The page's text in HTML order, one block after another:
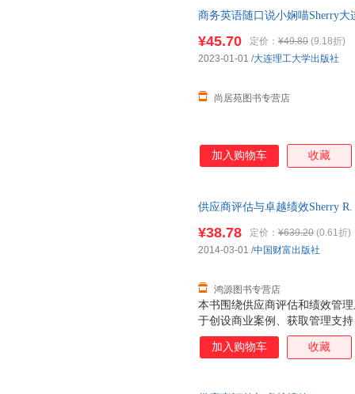
商务英语随口说小娴喵Sherry
¥45.70 定价： ¥49.80 (9.18折)
尚居苑图书专营店
2023-01-01 /大连理工大学出版社
加入购物车 收藏
供应商评估与卓越绩效Sherry
本书围绕供应商评估和绩效管
于创设商业案例、获取管理支
估、绩效管理流程联系起来；
发和实施评估流程；概述了建
¥38.78 定价： ¥639.20 (0.61折)
鸿源图书专营店
2014-03-01 /中国财富出版社
加入购物车 收藏